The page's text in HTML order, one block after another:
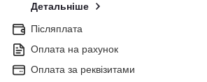
Детальніше
Післяплата
Оплата на рахунок
Оплата за реквізитами